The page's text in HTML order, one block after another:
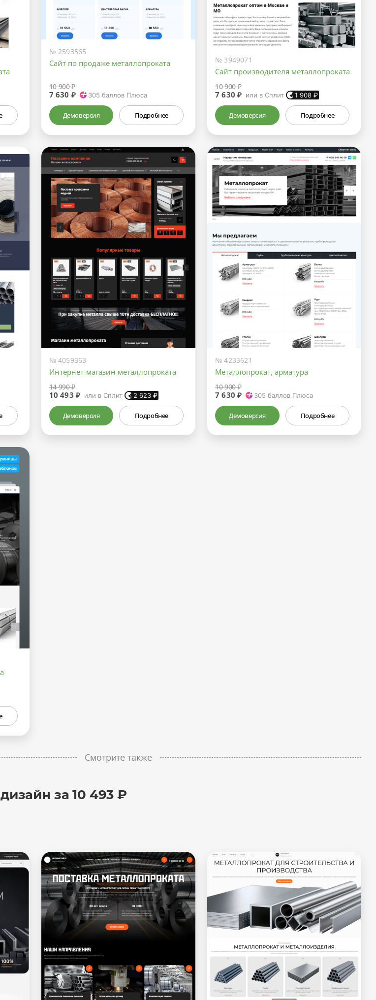
№ 2593565
Сайт по продаже металлопроката
10 900 ₽
7 630 ₽ 305 баллов Плюса
Демоверсия Подробнее
№ 3949071
Сайт производителя металлопроката
10 900 ₽
7 630 ₽ или в Сплит 1 908 ₽
Демоверсия Подробнее
№ 4059363
Интернет-магазин металлопроката
14 990 ₽
10 493 ₽ или в Сплит 2 623 ₽
Демоверсия Подробнее
№ 4233621
Металлопрокат, арматура
10 900 ₽
7 630 ₽ 305 баллов Плюса
Демоверсия Подробнее
Смотрите также
за 10 493 ₽